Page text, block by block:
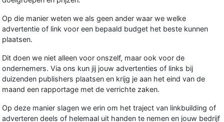
Op die manier weten we als geen ander waar we welke
advertentie of link voor een bepaald budget het beste kunnen
plaatsen.
Dit doen we niet alleen voor onszelf, maar ook voor de
ondernemers. Via ons kun jij jouw advertenties of links bij
duizenden publishers plaatsen en krijg je aan het eind van de
maand een rapportage met de verrichte zaken.
Op deze manier slagen we erin om het traject van linkbuilding of
adverteren deels of helemaal uit handen te nemen en jouw bedrijf